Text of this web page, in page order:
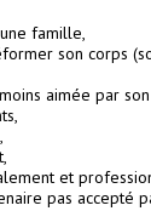
famille,
son corps
aimée par
et
pas accepté